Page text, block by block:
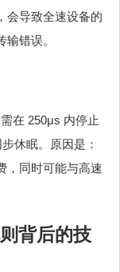
会导致全速设备的
错误。
在 250μs 内停止
休眠。原因是：
，同时可能与高速
背后的技